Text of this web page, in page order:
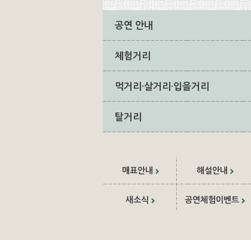
공연 안내
체험거리
먹거리·살거리·입을거리
탈거리
매표안내 해설안내
새소식 공연체험이벤트